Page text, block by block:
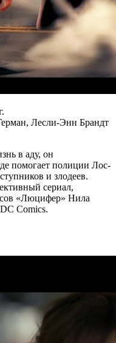
Лесли-Энн Брандт
в аду, он
помогает полиции Лос-
и злодеев.
сериал,
«Люцифер» Нила
Comics.